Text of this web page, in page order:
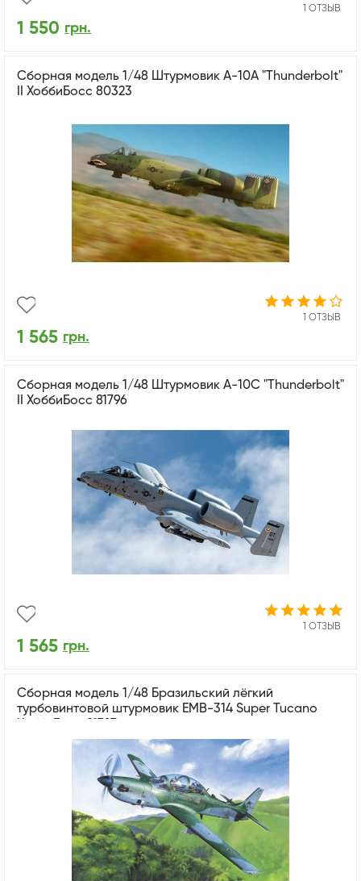
1 ОТЗЫВ
1 550 грн.
Сборная модель 1/48 Штурмовик А-10A "Thunderbolt"
II ХоббиБосс 80323
1 ОТЗЫВ
1 565 грн.
Сборная модель 1/48 Штурмовик А-10С "Thunderbolt"
II ХоббиБосс 81796
1 ОТЗЫВ
1 565 грн.
Сборная модель 1/48 Бразильский лёгкий
турбовинтовой штурмовик EMB-314 Super Tucano